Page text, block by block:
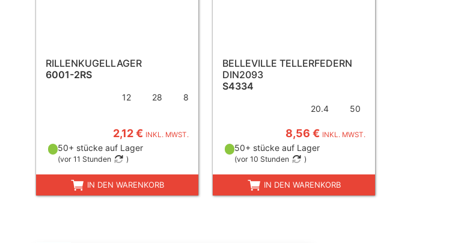
RILLENKUGELLAGER
6001-2RS
12 28 8
2,12 € INKL. MWST.
50+ stücke auf Lager
(vor 11 Stunden )
IN DEN WARENKORB
BELLEVILLE TELLERFEDERN
DIN2093
S4334
20.4 50
8,56 € INKL. MWST.
50+ stücke auf Lager
(vor 10 Stunden )
IN DEN WARENKORB